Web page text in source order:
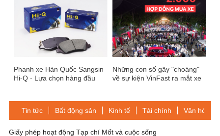
Phanh xe Hàn Quốc Sangsin
Hi-Q - Lựa chọn hàng đầu
Những con số gây "choáng"
về sự kiện VinFast ra mắt xe
Tin tức Bất động sản Kinh tế Tài chính Văn hóa-
Giấy phép hoạt động Tạp chí Mốt và cuộc sống